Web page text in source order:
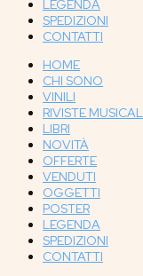
LEGENDA
SPEDIZIONI
CONTATTI
HOME
CHI SONO
VINILI
RIVISTE
LIBRI
NOVITÀ
OFFERTE
VENDUTI
OGGETTI
POSTER
LEGENDA
SPEDIZIONI
CONTATTI